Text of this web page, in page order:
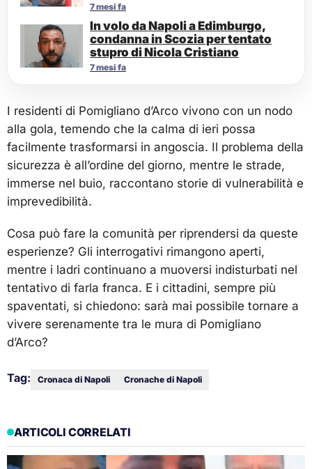
7 mesi fa
In volo da Napoli a Edimburgo,
condanna in Scozia per tentato
stupro di Nicola Cristiano
7 mesi fa
I residenti di Pomigliano d’Arco vivono con un nodo
alla gola, temendo che la calma di ieri possa
facilmente trasformarsi in angoscia. Il problema della
sicurezza è all’ordine del giorno, mentre le strade,
immerse nel buio, raccontano storie di vulnerabilità e
imprevedibilità.
Cosa può fare la comunità per riprendersi da queste
esperienze? Gli interrogativi rimangono aperti,
mentre i ladri continuano a muoversi indisturbati nel
tentativo di farla franca. E i cittadini, sempre più
spaventati, si chiedono: sarà mai possibile tornare a
vivere serenamente tra le mura di Pomigliano
d’Arco?
Tag: Cronaca di Napoli Cronache di Napoli
ARTICOLI CORRELATI